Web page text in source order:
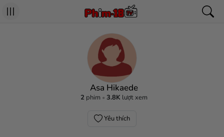
Asa Hikaede
2 phim 3.8K lượt xem
Yêu thích